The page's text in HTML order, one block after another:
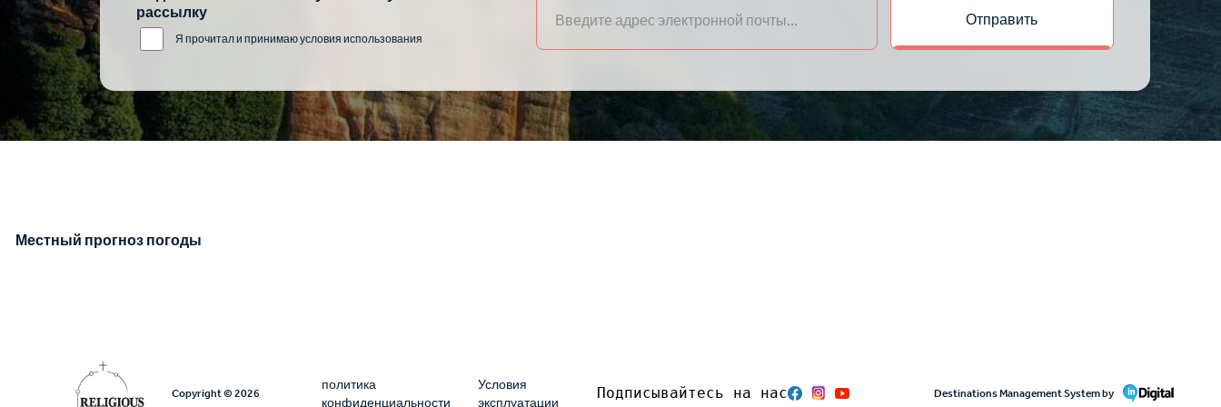
рассылку
Я прочитал и принимаю условия использования
Местный прогноз погоды
Copyright © 2026 Υποσέλιδο
политика
конфиденциальности
Условия
эксплуатации
Подписывайтесь на нас Destinations Management System by